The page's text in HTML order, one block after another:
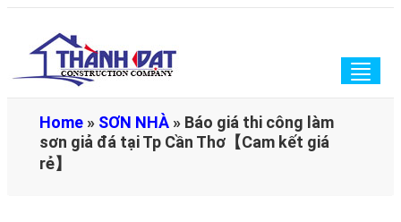
Home » SƠN NHÀ » Báo giá thi công làm
sơn giả đá tại Tp Cần Thơ【Cam kết giá
rẻ】